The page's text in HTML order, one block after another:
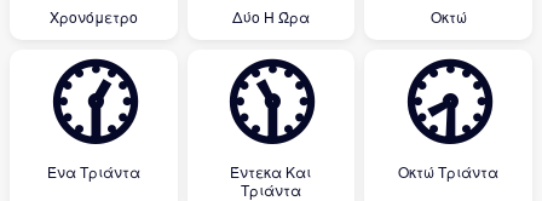
Χρονόμετρο Δύο Η Ώρα Οκτώ
🕜
Ένα Τριάντα
🕦
Έντεκα Και
Τριάντα
🕣
Οκτώ Τριάντα